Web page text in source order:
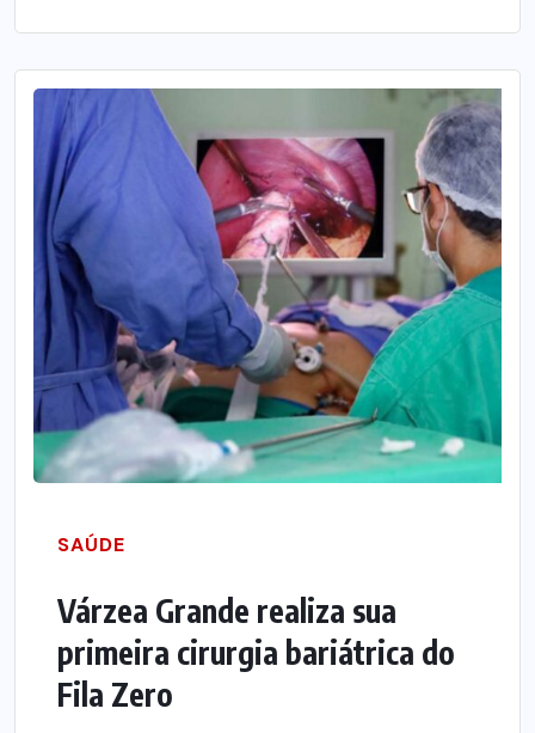
SAÚDE
Várzea Grande realiza sua
primeira cirurgia bariátrica do
Fila Zero